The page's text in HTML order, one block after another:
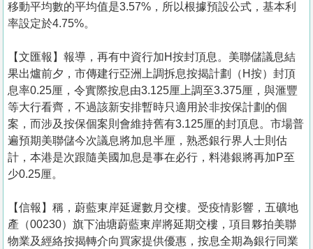
移動平均數的平均值是3.57%，所以根據預設公式，基本利
率設定於4.75%。
【文匯報】報導，再有中資行加H按封頂息。美聯儲議息結
果出爐前夕，市傳建行亞洲上調拆息按揭計劃（H按）封頂
息率0.25厘，令實際按息由3.125厘上調至3.375厘，與滙豐
等大行看齊，不過該新安排暫時只適用於非按保計劃的個
案，而涉及按保個案則會維持舊有3.125厘的封頂息。市場普
遍預期美聯儲今次議息將加息半厘，熟悉銀行界人士則估
計，本港是次跟隨美國加息是事在必行，料港銀將再加P至
少0.25厘。
【信報】稱，蔚藍東岸延遲數月交樓。受疫情影響，五礦地
產（00230）旗下油塘蔚藍東岸將延期交樓，項目夥拍美聯
物業及經絡按揭轉介向買家提供優惠，按息全期為銀行同業